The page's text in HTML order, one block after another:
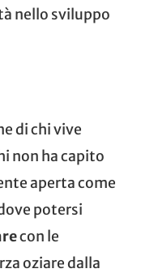
nello sviluppo
di chi vive
non ha capito
aperta come
potersi
con le
oziare dalla